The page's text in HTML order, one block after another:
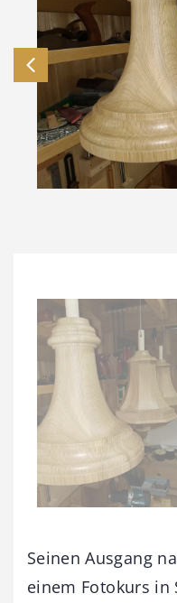
Seinen Ausgang
einem Fotokurs in